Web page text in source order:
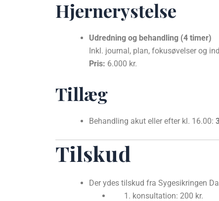
Hjernerystelse
Udredning og behandling (4 timer)
Inkl. journal, plan, fokusøvelser og
Pris: 6.000 kr.
Tillæg
Behandling akut eller efter kl. 16.00:
Tilskud
Der ydes tilskud fra Sygesikringen
konsultation: 200 kr.